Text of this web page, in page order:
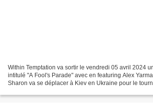
Within Temptation va sortir le vendredi 05 avril 2024
intitulé "A Fool's Parade" avec en featuring Alex
Sharon va se déplacer à Kiev en Ukraine pour le